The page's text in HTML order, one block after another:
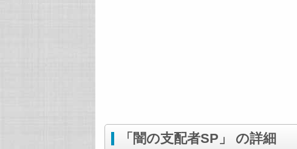
「闇の支配者SP」 の詳細